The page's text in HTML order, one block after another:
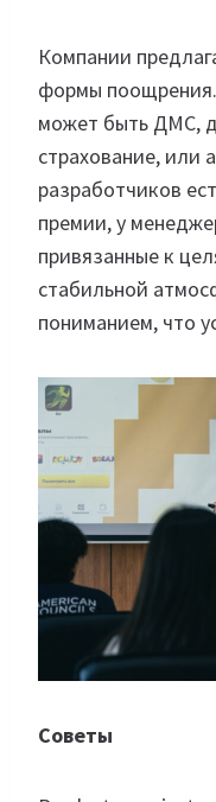
Компании
формы
может быть ДМС,
страхование, или
разработчиков
премии, у
привязанные к
стабильной
пониманием, что
Советы